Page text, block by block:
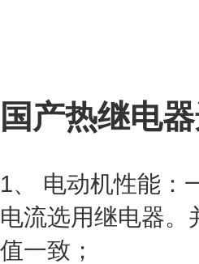
国产热继电
1、 电动机性能：
电流选用继电器。
值一致；